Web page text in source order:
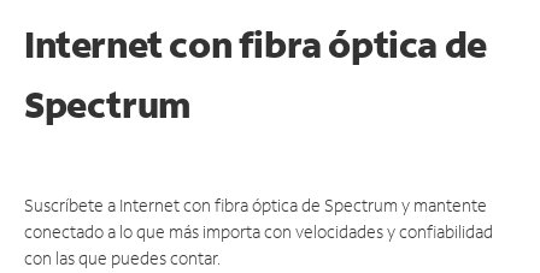
Internet con fibra óptica de
Spectrum
Suscríbete a Internet con fibra óptica de Spectrum y mantente
conectado a lo que más importa con velocidades y confiabilidad
con las que puedes contar.